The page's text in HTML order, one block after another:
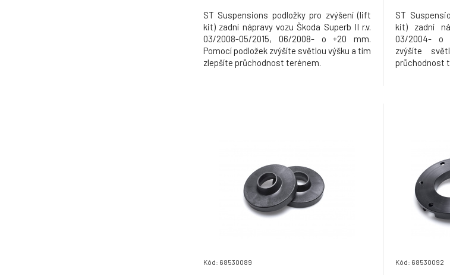
ST Suspensions podložky pro zvýšení (lift
kit) zadní nápravy vozu Škoda Superb II r.v.
03/2008-05/2015, 06/2008- o +20 mm.
Pomocí podložek zvýšíte světlou výšku a tím
zlepšíte průchodnost terénem.
ST
kit) zadní
03/2004- o
zvýšíte
průchodnost
Kód: 68530089 Kód: 68530092